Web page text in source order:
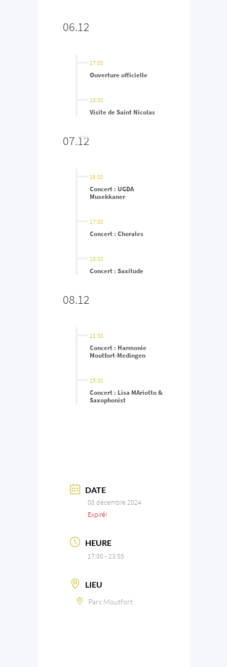
06.12
17:00
Ouverture officielle
18:00
Visite de Saint Nicolas
07.12
16:00
Concert : UGDA
Musekkaner
17:00
Concert : Chorales
18:00
Concert : Saxitude
08.12
11:30
Concert : Harmonie
Moutfort-Medingen
15:00
Concert : Lisa MAriotto &
Saxophonist
DATE
08 décembre 2024
Expiré!
HEURE
17:00 - 23:55
LIEU
Parc Moutfort